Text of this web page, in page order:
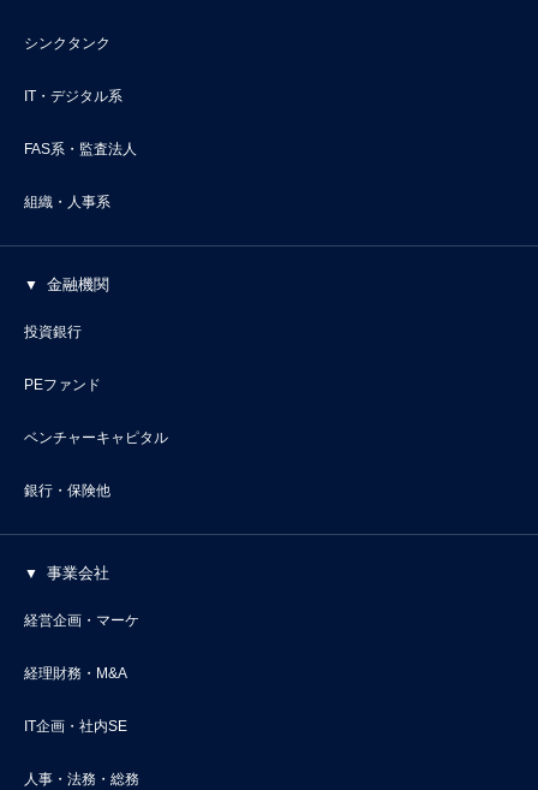
シンクタンク
IT・デジタル系
FAS系・監査法人
組織・人事系
金融機関
投資銀行
PEファンド
ベンチャーキャピタル
銀行・保険他
事業会社
経営企画・マーケ
経理財務・M&A
IT企画・社内SE
人事・法務・総務